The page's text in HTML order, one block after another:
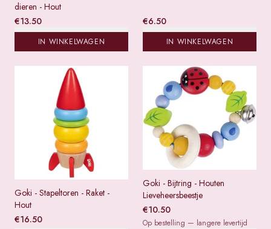
dieren - Hout
€13.50
IN WINKELWAGEN
€6.50
IN WINKELWAGEN
Goki - Stapeltoren - Raket -
Hout
€16.50
Goki - Bijtring - Houten
Lieveheersbeestje
€10.50
Op bestelling — langere levertijd